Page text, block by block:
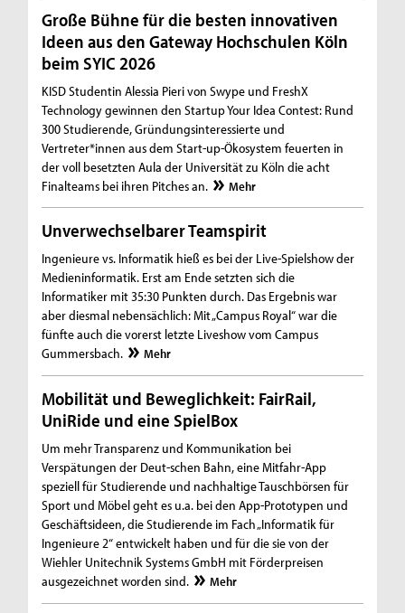
Große Bühne für die besten innovativen
Ideen aus den Gateway Hochschulen Köln
beim SYIC 2026
KISD Studentin Alessia Pieri von Swype und FreshX
Technology gewinnen den Startup Your Idea Contest: Rund
300 Studierende, Gründungsinteressierte und
Vertreter*innen aus dem Start-up-Ökosystem feuerten in
der voll besetzten Aula der Universität zu Köln die acht
Finalteams bei ihren Pitches an.
Mehr
Unverwechselbarer Teamspirit
Ingenieure vs. Informatik hieß es bei der Live-Spielshow der
Medieninformatik. Erst am Ende setzten sich die
Informatiker mit 35:30 Punkten durch. Das Ergebnis war
aber diesmal nebensächlich: Mit „Campus Royal“ war die
fünfte auch die vorerst letzte Liveshow vom Campus
Gummersbach.
Mehr
Mobilität und Beweglichkeit: FairRail,
UniRide und eine SpielBox
Um mehr Transparenz und Kommunikation bei
Verspätungen der Deut-schen Bahn, eine Mitfahr-App
speziell für Studierende und nachhaltige Tauschbörsen für
Sport und Möbel geht es u.a. bei den App-Prototypen und
Geschäftsideen, die Studierende im Fach „Informatik für
Ingenieure 2“ entwickelt haben und für die sie von der
Wiehler Unitechnik Systems GmbH mit Förderpreisen
ausgezeichnet worden sind.
Mehr